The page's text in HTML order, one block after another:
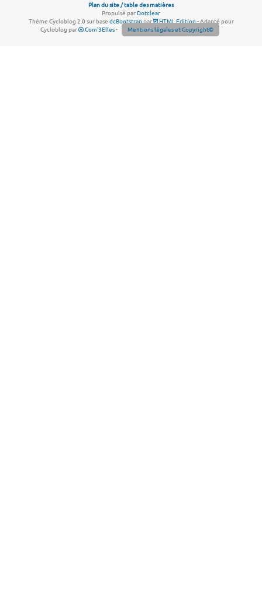
Plan du site / table des matières
Propulsé parDotclear
Thème Cycloblog 2.0 sur base dcBootstrappar HTML Edition- Adapté pour
Cycloblog par
Com'3Elles- Mentions légales et Copyright©